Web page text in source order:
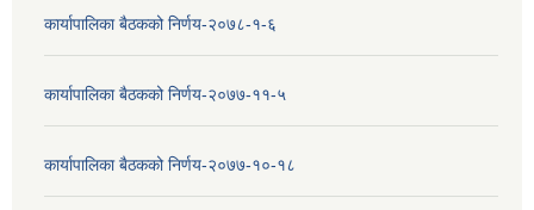
कार्यापालिका बैठकको निर्णय-२०७८-१-६
कार्यापालिका बैठकको निर्णय-२०७७-११-५
कार्यापालिका बैठकको निर्णय-२०७७-१०-१८